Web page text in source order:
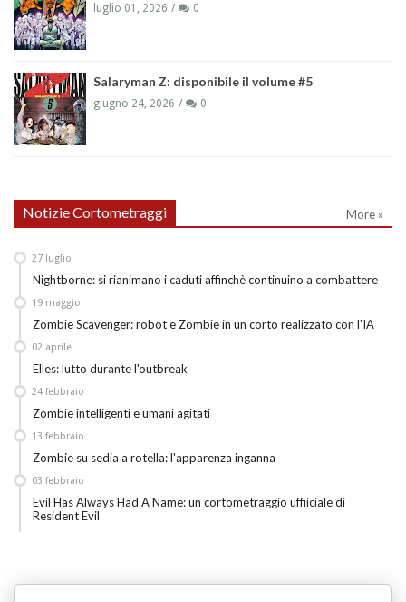
luglio 01, 2026 0
Salaryman Z: disponibile il volume #5
giugno 24, 2026 0
Notizie Cortometraggi More »
Nightborne: si rianimano i caduti affinchè continuino a combattere
27 luglio
Zombie Scavenger: robot e Zombie in un corto realizzato con l'IA
19 maggio
Elles: lutto durante l'outbreak
02 aprile
Zombie intelligenti e umani agitati
24 febbraio
Zombie su sedia a rotella: l'apparenza inganna
13 febbraio
Evil Has Always Had A Name: un cortometraggio uffiiciale di
Resident Evil
03 febbraio